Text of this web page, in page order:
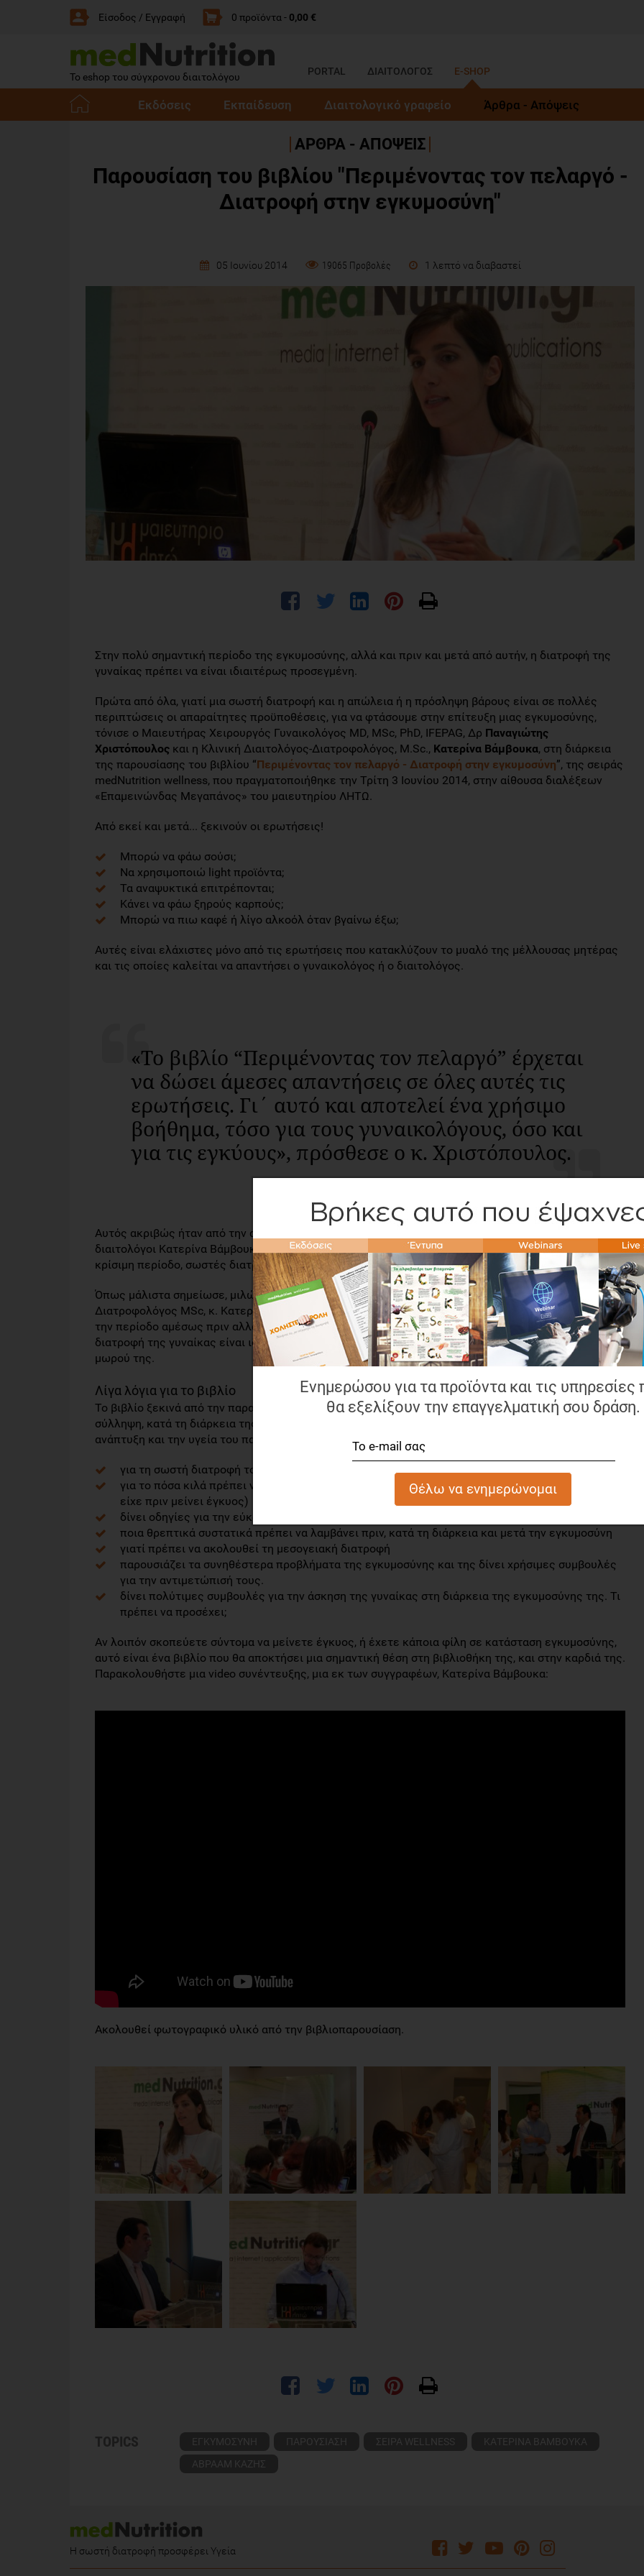
Είσοδος / Εγγραφή 0 προϊόντα - 0,00 €
Το eshop του σύγχρονου διαιτολόγου PORTAL ΔΙΑΙΤΟΛΟΓΟΣ E-SHOP
Αρχική
Εκδόσεις Εκπαίδευση Διαιτολογικό γραφείο Άρθρα - Απόψεις
ΑΡΘΡΑ - ΑΠΟΨΕΙΣ
Παρουσίαση του βιβλίου "Περιμένοντας τον πελαργό -
Διατροφή στην εγκυμοσύνη"
05 Ιουνίου 2014 19065 Προβολές 1 λεπτό να διαβαστεί
Στην πολύ σημαντική περίοδο της εγκυμοσύνης, αλλά και πριν και μετά από αυτήν, η διατροφή της
γυναίκας πρέπει να είναι ιδιαιτέρως προσεγμένη.
Πρώτα από όλα, γιατί μια σωστή διατροφή και η απώλεια ή η πρόσληψη βάρους είναι σε πολλές
περιπτώσεις οι απαραίτητες προϋποθέσεις, για να φτάσουμε στην επίτευξη μιας εγκυμοσύνης,
τόνισε ο Μαιευτήρας Χειρουργός Γυναικολόγος MD, MSc, PhD, IFEPAG, Δρ Παναγιώτης
Χριστόπουλος και η Kλινική Διαιτολόγος-Διατροφολόγος, M.Sc., Κατερίνα Βάμβουκα, στη διάρκεια
της παρουσίασης του βιβλίου “Περιμένοντας τον πελαργό - Διατροφή στην εγκυμοσύνη”, της σειράς
medNutrition wellness, που πραγματοποιήθηκε την Τρίτη 3 Ιουνίου 2014, στην αίθουσα διαλέξεων
«Επαμεινώνδας Μεγαπάνος» του μαιευτηρίου ΛΗΤΩ.
Από εκεί και μετά... ξεκινούν οι ερωτήσεις!
Μπορώ να φάω σούσι;
Να χρησιμοποιώ light προϊόντα;
Τα αναψυκτικά επιτρέπονται;
Κάνει να φάω ξηρούς καρπούς;
Μπορώ να πιω καφέ ή λίγο αλκοόλ όταν βγαίνω έξω;
Αυτές είναι ελάχιστες μόνο από τις ερωτήσεις που κατακλύζουν το μυαλό της μέλλουσας μητέρας
και τις οποίες καλείται να απαντήσει ο γυναικολόγος ή ο διαιτολόγος.
«Το βιβλίο “Περιμένοντας τον πελαργό” έρχεται
να δώσει άμεσες απαντήσεις σε όλες αυτές τις
ερωτήσεις. Γι΄ αυτό και αποτελεί ένα χρήσιμο
βοήθημα, τόσο για τους γυναικολόγους, όσο και
για τις εγκύους», πρόσθεσε ο κ. Χριστόπουλος.
Αυτός ακριβώς ήταν από την αρχή και ο στόχος του βιβλίου που συνυπογράφουν οι κλινικοί
διαιτολόγοι Κατερίνα Βάμβουκα και Αβραάμ Κάζης: να βοηθήσει τη γυναίκα να κάνει, αυτήν την
κρίσιμη περίοδο, σωστές διατροφικές επιλογές.
Όπως μάλιστα σημείωσε, μιλώντας στη διάρκεια της παρουσίασης, η Κλινική Διαιτολόγος –
Διατροφολόγος MSc, κ. Κατερίνα Βάμβουκα, το βιβλίο καλύπτει όλες τις απορίες μιας γυναίκας για
την περίοδο αμέσως πριν αλλά μετά την εγκυμοσύνη, υπογραμμίζοντας ότι όλο αυτό το διάστημα, η
διατροφή της γυναίκας είναι ιδιαίτερα κρίσιμη, καθώς επηρεάζει άμεσα το μέλλον και την υγεία του
μωρού της.
Λίγα λόγια για το βιβλίο
Το βιβλίο ξεκινά από την παραδοχή ότι οι διατροφικές συνήθειες της μέλλουσας μαμάς, πριν τη
σύλληψη, κατά τη διάρκεια της εγκυμοσύνης, αλλά και μετά τον τοκετό, επηρεάζουν άμεσα την
ανάπτυξη και την υγεία του παιδιού, και συμβουλεύει τη μέλλουσα μανούλα:
για τη σωστή διατροφή του ζευγαριού πριν τη σύλληψη
για το πόσα κιλά πρέπει να πάρει κατά τη διάρκεια της εγκυμοσύνης (ανάλογα με το βάρος που
είχε πριν μείνει έγκυος)
δίνει οδηγίες για την εύκολη απώλεια των κιλών της εγκυμοσύνης μετά τον τοκετό
ποια θρεπτικά συστατικά πρέπει να λαμβάνει πριν, κατά τη διάρκεια και μετά την εγκυμοσύνη
γιατί πρέπει να ακολουθεί τη μεσογειακή διατροφή
παρουσιάζει τα συνηθέστερα προβλήματα της εγκυμοσύνης και της δίνει χρήσιμες συμβουλές
για την αντιμετώπισή τους.
δίνει πολύτιμες συμβουλές για την άσκηση της γυναίκας στη διάρκεια της εγκυμοσύνης της. Τι
πρέπει να προσέχει;
Αν λοιπόν σκοπεύετε σύντομα να μείνετε έγκυος, ή έχετε κάποια φίλη σε κατάσταση εγκυμοσύνης,
αυτό είναι ένα βιβλίο που θα αποκτήσει μια σημαντική θέση στη βιβλιοθήκη της, και στην καρδιά της.
Παρακολουθήστε μια video συνέντευξης, μια εκ των συγγραφέων, Κατερίνα Βάμβουκα:
Ακολουθεί φωτογραφικό υλικό από την βιβλιοπαρουσίαση.
TOPICS ΕΓΚΥΜΟΣΥΝΗ ΠΑΡΟΥΣΙΑΣΗ ΣΕΙΡΑ WELLNESS
ΚΑΤΕΡΙΝΑ ΒΑΜΒΟΥΚΑ
ΑΒΡΑΑΜ ΚΑΖΗΣ
Η σωστή διατροφή προσφέρει Υγεία
Ενημερώσου για τα προϊόντα και τις υπηρεσίες
θα εξελίξουν την επαγγελματική σου δράση.